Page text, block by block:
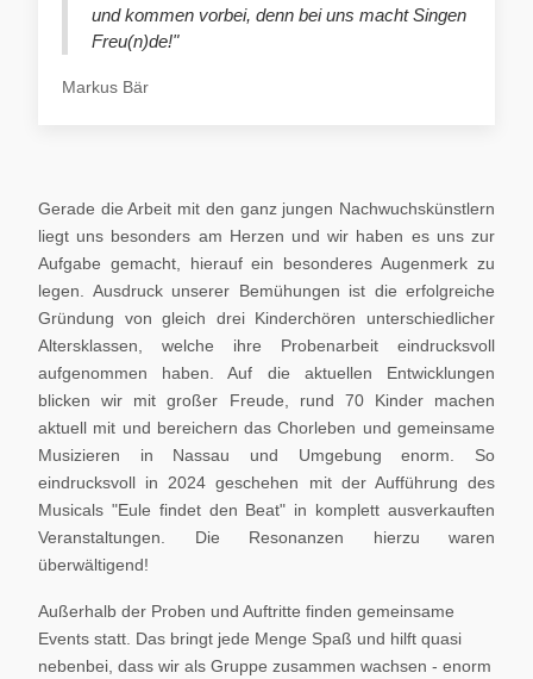
und kommen vorbei, denn bei uns macht Singen
Freu(n)de!"
Markus Bär
Gerade die Arbeit mit den ganz jungen Nachwuchskünstlern
liegt uns besonders am Herzen und wir haben es uns zur
Aufgabe gemacht, hierauf ein besonderes Augenmerk zu
legen. Ausdruck unserer Bemühungen ist die erfolgreiche
Gründung von gleich drei Kinderchören unterschiedlicher
Altersklassen, welche ihre Probenarbeit eindrucksvoll
aufgenommen haben. Auf die aktuellen Entwicklungen
blicken wir mit großer Freude, rund 70 Kinder machen
aktuell mit und bereichern das Chorleben und gemeinsame
Musizieren in Nassau und Umgebung enorm. So
eindrucksvoll in 2024 geschehen mit der Aufführung des
Musicals "Eule findet den Beat" in komplett ausverkauften
Veranstaltungen. Die Resonanzen hierzu waren
überwältigend!
Außerhalb der Proben und Auftritte finden gemeinsame
Events statt. Das bringt jede Menge Spaß und hilft quasi
nebenbei, dass wir als Gruppe zusammen wachsen - enorm